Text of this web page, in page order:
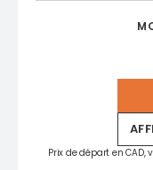
Prix de départ en